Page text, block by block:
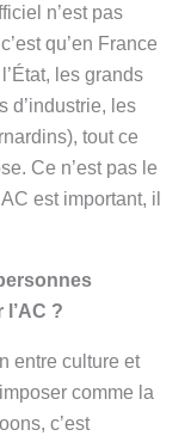
n’est pas
qu’en France
les grands
d’industrie, les
tout ce
Ce n’est pas le
est important, il
?
entre culture et
comme la
c’est